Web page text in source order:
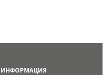
ИНФОРМАЦИЯ